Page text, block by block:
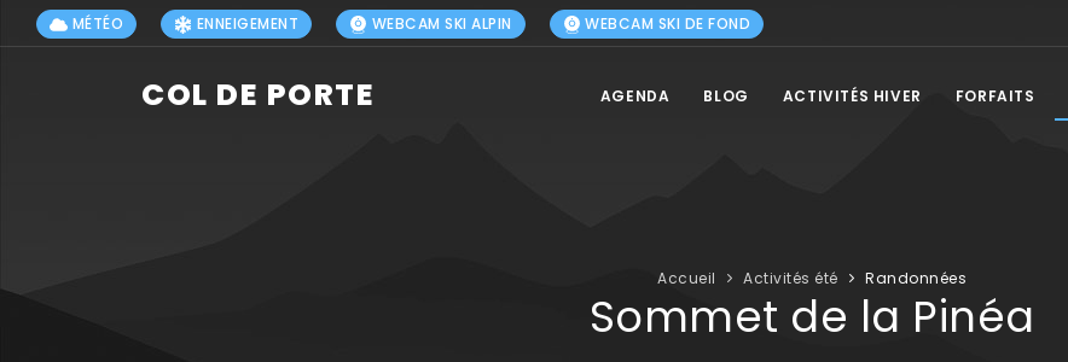
MÉTÉO ENNEIGEMENT WEBCAM SKI ALPIN WEBCAM SKI DE FOND
COL DE PORTE AGENDA BLOG ACTIVITÉS HIVER FORFAITS
Accueil Activités été Randonnées
Sommet de la Pinéa